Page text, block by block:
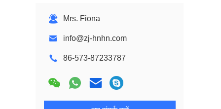
Mrs. Fiona
info@zj-hnhn.com
86-573-87233787